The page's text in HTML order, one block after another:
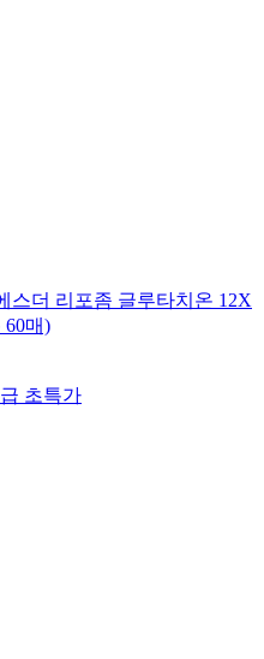
스더 리포좀 글루타치온 12X
60매)
초특가